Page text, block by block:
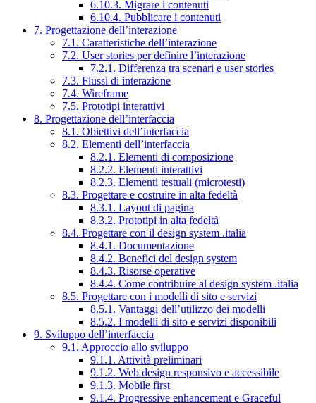
6.10.3. Migrare i contenuti
6.10.4. Pubblicare i contenuti
7. Progettazione dell’interazione
7.1. Caratteristiche dell’interazione
7.2. User stories per definire l’interazione
7.2.1. Differenza tra scenari e user stories
7.3. Flussi di interazione
7.4. Wireframe
7.5. Prototipi interattivi
8. Progettazione dell’interfaccia
8.1. Obiettivi dell’interfaccia
8.2. Elementi dell’interfaccia
8.2.1. Elementi di composizione
8.2.2. Elementi interattivi
8.2.3. Elementi testuali (microtesti)
8.3. Progettare e costruire in alta fedeltà
8.3.1. Layout di pagina
8.3.2. Prototipi in alta fedeltà
8.4. Progettare con il design system .italia
8.4.1. Documentazione
8.4.2. Benefici del design system
8.4.3. Risorse operative
8.4.4. Come contribuire al design system .italia
8.5. Progettare con i modelli di sito e servizi
8.5.1. Vantaggi dell’utilizzo dei modelli
8.5.2. I modelli di sito e servizi disponibili
9. Sviluppo dell’interfaccia
9.1. Approccio allo sviluppo
9.1.1. Attività preliminari
9.1.2. Web design responsivo e accessibile
9.1.3. Mobile first
9.1.4. Progressive enhancement e Graceful